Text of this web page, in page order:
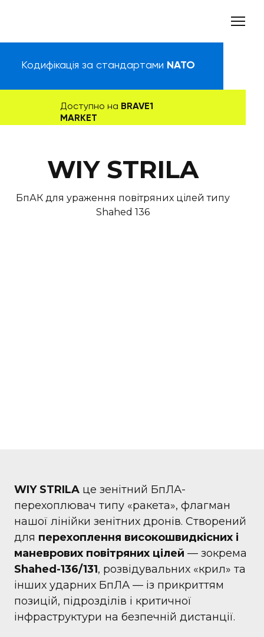
БпАК для ураження повітряних цілей типу
Shahed 136
WIY STRILA
Кодифікація за стандартами NATO
Доступно на BRAVE1
MARKET
WIY STRILA це зенітний БпЛА-
перехоплювач типу «ракета», флагман
нашої лінійки зенітних дронів. Створений
для перехоплення високошвидкісних і
маневрових повітряних цілей — зокрема
Shahed-136/131, розвідувальних «крил» та
інших ударних БпЛА — із прикриттям
позицій, підрозділів і критичної
інфраструктури на безпечній дистанції.